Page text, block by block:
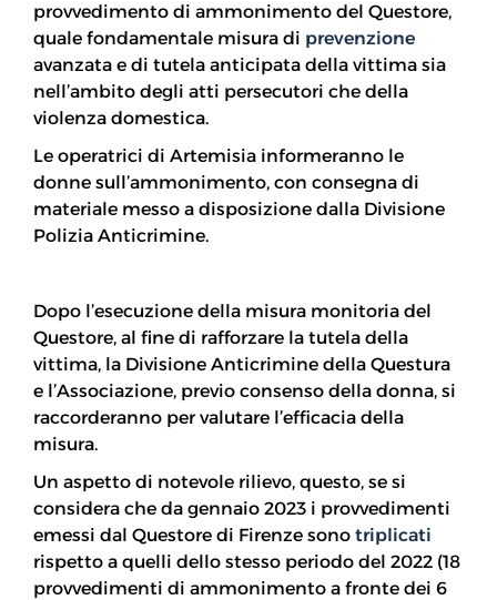
provvedimento di ammonimento del Questore,
quale fondamentale misura di prevenzione
avanzata e di tutela anticipata della vittima sia
nell’ambito degli atti persecutori che della
violenza domestica.
Le operatrici di Artemisia informeranno le
donne sull’ammonimento, con consegna di
materiale messo a disposizione dalla Divisione
Polizia Anticrimine.
Dopo l’esecuzione della misura monitoria del
Questore, al fine di rafforzare la tutela della
vittima, la Divisione Anticrimine della Questura
e l’Associazione, previo consenso della donna, si
raccorderanno per valutare l’efficacia della
misura.
Un aspetto di notevole rilievo, questo, se si
considera che da gennaio 2023 i provvedimenti
emessi dal Questore di Firenze sono triplicati
rispetto a quelli dello stesso periodo del 2022 (18
provvedimenti di ammonimento a fronte dei 6